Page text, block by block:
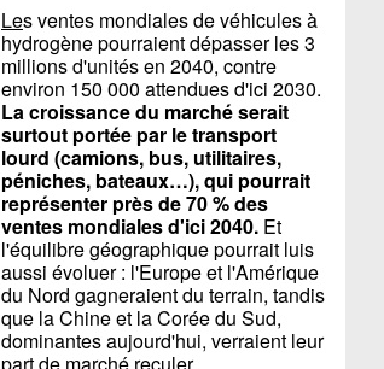
Les ventes mondiales de véhicules à
hydrogène pourraient dépasser les 3
millions d'unités en 2040, contre
environ 150 000 attendues d'ici 2030.
La croissance du marché serait
surtout portée par le transport
lourd (camions, bus, utilitaires,
péniches, bateaux…), qui pourrait
représenter près de 70 % des
ventes mondiales d'ici 2040. Et
l'équilibre géographique pourrait luis
aussi évoluer : l'Europe et l'Amérique
du Nord gagneraient du terrain, tandis
que la Chine et la Corée du Sud,
dominantes aujourd'hui, verraient leur